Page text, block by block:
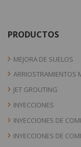
PRODUCTOS
MEJORA DE SUELOS
ARRIOSTRAMIENTOS
JET GROUTING
INYECCIONES
INYECCIONES DE
INYECCIONES DE